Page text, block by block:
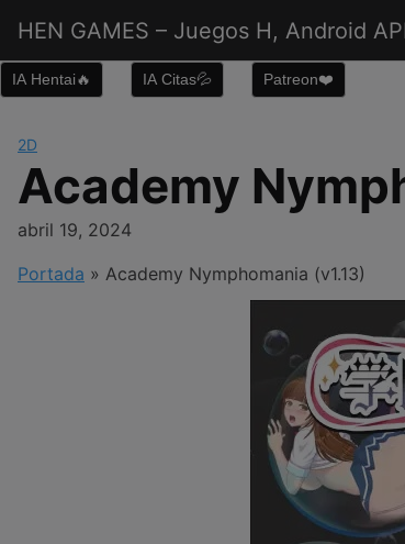
contenido
HEN GAMES – Juegos H, Android
IA Hentai🔥 IA Citas💦 Patreon❤️
2D
Academy
abril 19, 2024
Portada » Academy Nymphomania (v1.13)